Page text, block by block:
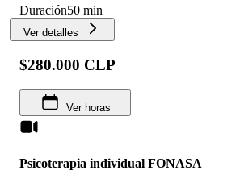
Duración50 min
Ver detalles
$280.000 CLP
Ver horas
Psicoterapia individual FONASA